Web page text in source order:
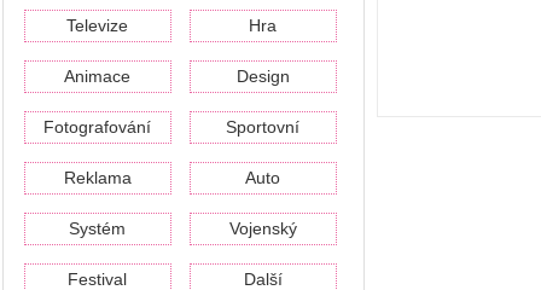
Televize Hra
Animace Design
Fotografování Sportovní
Reklama Auto
Systém Vojenský
Festival Další